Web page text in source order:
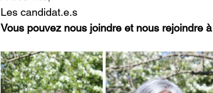
Les candidat.e.s
Vous pouvez nous joindre et nous rejoindre à